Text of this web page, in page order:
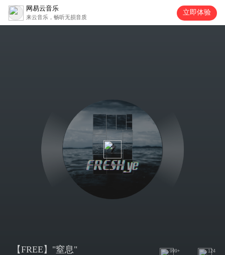
网易云音乐
来云音乐，畅听无损音质
立即体验
【FREE】"窒息" 999+ 124